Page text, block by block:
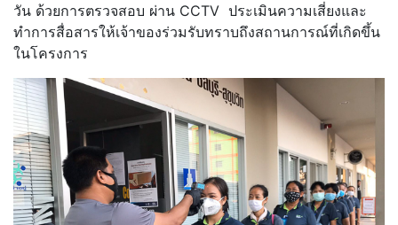
วัน ด้วยการตรวจสอบ ผ่าน CCTV ประเมินความเสี่ยงและ
ทำการสื่อสารให้เจ้าของร่วมรับทราบถึงสถานการณ์ที่เกิดขึ้น
ในโครงการ